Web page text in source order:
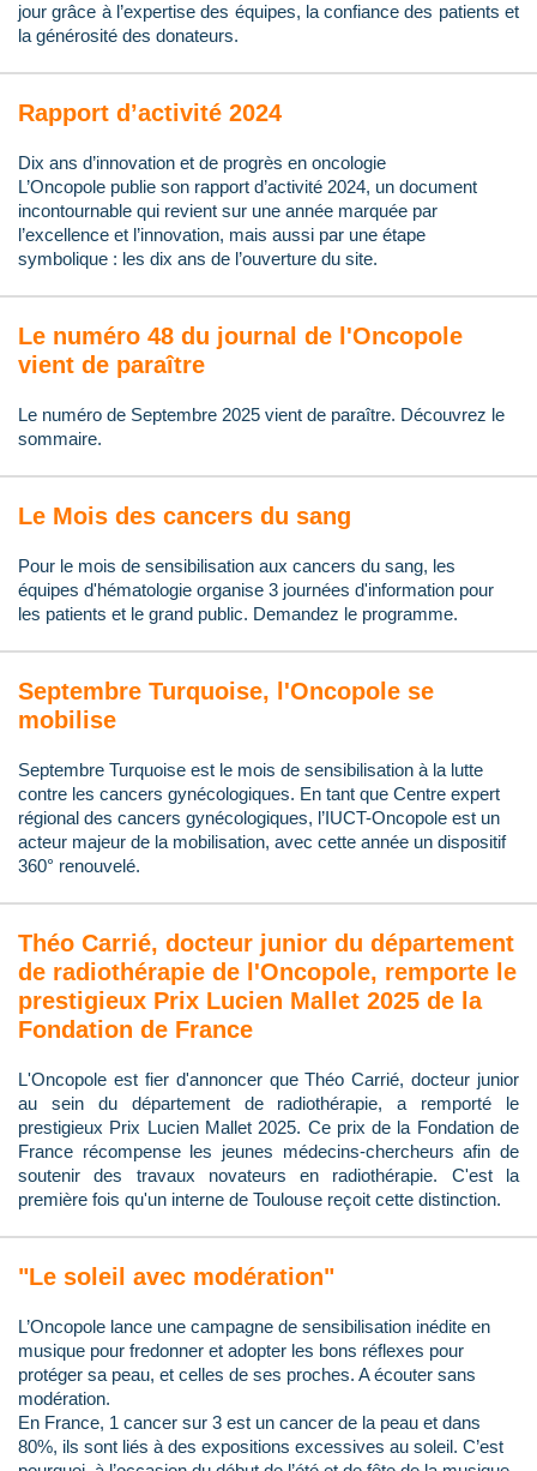
jour grâce à l’expertise des équipes, la confiance des patients et
la générosité des donateurs.
Rapport d’activité 2024
Dix ans d’innovation et de progrès en oncologie
L’Oncopole publie son rapport d’activité 2024, un document
incontournable qui revient sur une année marquée par
l’excellence et l’innovation, mais aussi par une étape
symbolique : les dix ans de l’ouverture du site.
Le numéro 48 du journal de l'Oncopole
vient de paraître
Le numéro de Septembre 2025 vient de paraître. Découvrez le
sommaire.
Le Mois des cancers du sang
Pour le mois de sensibilisation aux cancers du sang, les
équipes d'hématologie organise 3 journées d'information pour
les patients et le grand public. Demandez le programme.
Septembre Turquoise, l'Oncopole se
mobilise
Septembre Turquoise est le mois de sensibilisation à la lutte
contre les cancers gynécologiques. En tant que Centre expert
régional des cancers gynécologiques, l’IUCT-Oncopole est un
acteur majeur de la mobilisation, avec cette année un dispositif
360° renouvelé.
Théo Carrié, docteur junior du département
de radiothérapie de l'Oncopole, remporte le
prestigieux Prix Lucien Mallet 2025 de la
Fondation de France
L'Oncopole est fier d'annoncer que Théo Carrié, docteur junior
au sein du département de radiothérapie, a remporté le
prestigieux Prix Lucien Mallet 2025. Ce prix de la Fondation de
France récompense les jeunes médecins-chercheurs afin de
soutenir des travaux novateurs en radiothérapie. C'est la
première fois qu'un interne de Toulouse reçoit cette distinction.
"Le soleil avec modération"
L’Oncopole lance une campagne de sensibilisation inédite en
musique pour fredonner et adopter les bons réflexes pour
protéger sa peau, et celles de ses proches. A écouter sans
modération.
En France, 1 cancer sur 3 est un cancer de la peau et dans
80%, ils sont liés à des expositions excessives au soleil. C’est